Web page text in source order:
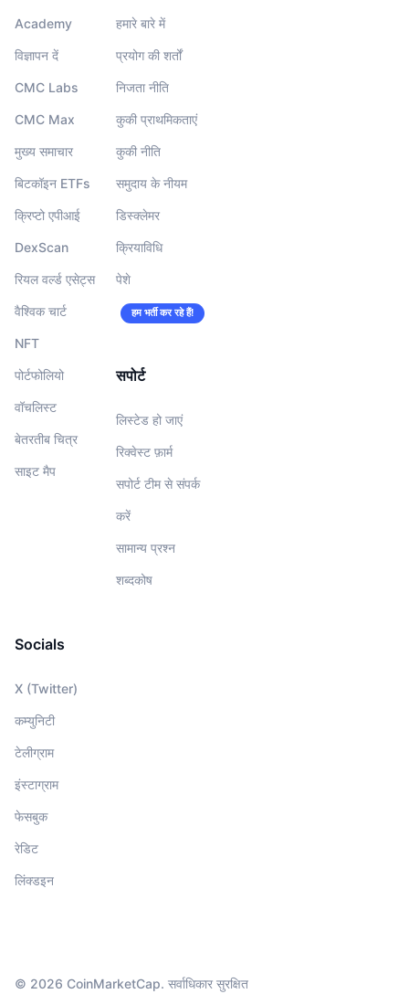
Academy
विज्ञापन दें
CMC Labs
CMC Max
मुख्य समाचार
बिटकॉइन ETFs
क्रिप्टो एपीआई
DexScan
रियल वर्ल्ड एसेट्स
वैश्विक चार्ट
NFT
पोर्टफोलियो
वॉचलिस्‍ट
बेतरतीब चित्र
साइट मैप
हमारे बारे में
प्रयोग की शर्तों
निजता नीति
कुकी प्राथमिकताएं
कुकी नीति
समुदाय के नीयम
डिस्क्लेमर
क्रियाविधि
पेशे
हम भर्ती कर रहे हैं!
सपोर्ट
लिस्टेड हो जाएं
रिक्वेस्ट फ़ार्म
सपोर्ट टीम से संपर्क
करें
सामान्य प्रश्न
शब्दकोष
Socials
X (Twitter)
कम्युनिटी
टेलीग्राम
इंस्टाग्राम
फेसबुक
रेडिट
लिंक्डइन
© 2026 CoinMarketCap. सर्वाधिकार सुरक्षित